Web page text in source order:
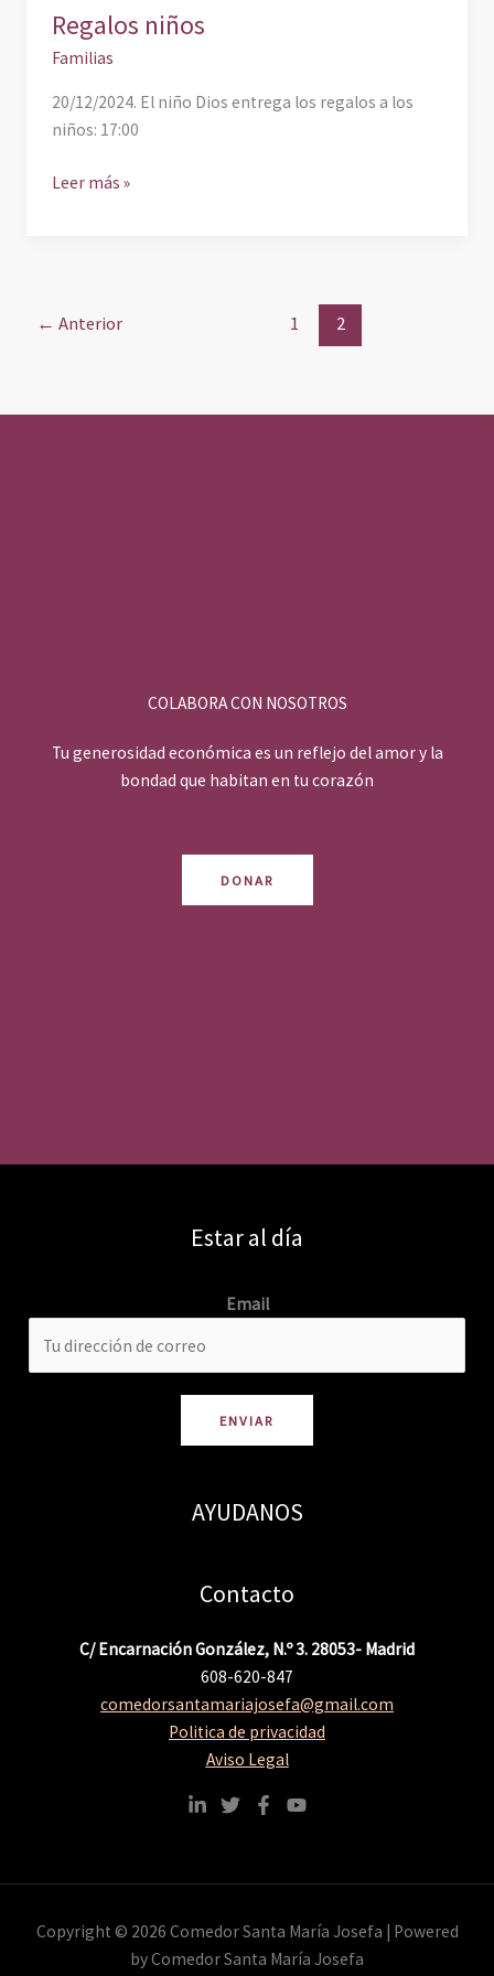
Regalos niños
Familias
20/12/2024. El niño Dios entrega los regalos a los
niños: 17:00
Leer más »
← Anterior 1 2
COLABORA CON NOSOTROS
Tu generosidad económica es un reflejo del amor y la
bondad que habitan en tu corazón
DONAR
Estar al día
Email
ENVIAR
AYUDANOS
Contacto
C/ Encarnación González, N.º 3. 28053- Madrid
608-620-847
comedorsantamariajosefa@gmail.com
Politica de privacidad
Aviso Legal
Copyright © 2026 Comedor Santa María Josefa | Powered
by Comedor Santa María Josefa